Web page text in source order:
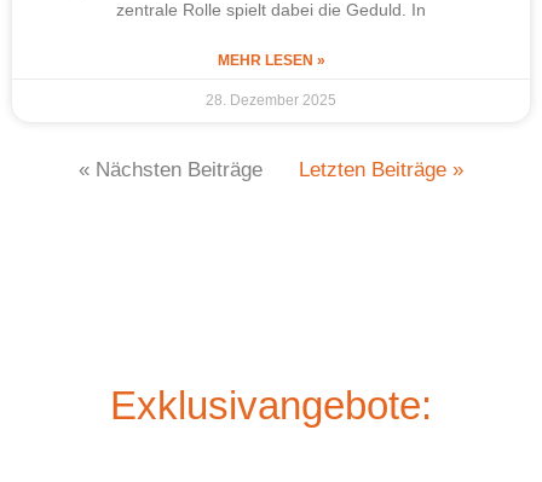
zentrale Rolle spielt dabei die Geduld. In
MEHR LESEN »
28. Dezember 2025
« Nächsten Beiträge Letzten Beiträge »
Exklusivangebote: